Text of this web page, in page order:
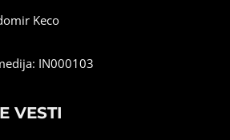
Keco
IN000103
VESTI